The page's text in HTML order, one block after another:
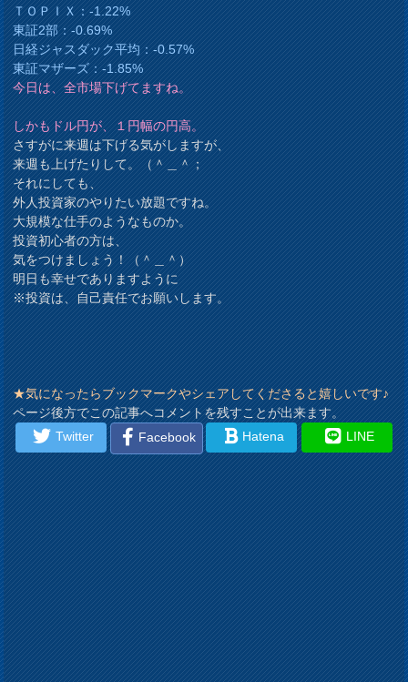
ＴＯＰＩＸ：-1.22%
東証2部：-0.69%
日経ジャスダック平均：-0.57%
東証マザーズ：-1.85%
今日は、全市場下げてますね。
しかもドル円が、１円幅の円高。
さすがに来週は下げる気がしますが、
来週も上げたりして。（＾＿＾；
それにしても、
外人投資家のやりたい放題ですね。
大規模な仕手のようなものか。
投資初心者の方は、
気をつけましょう！（＾＿＾）
明日も幸せでありますように
※投資は、自己責任でお願いします。
★気になったらブックマークやシェアしてくださると嬉しいです♪
ページ後方でこの記事へコメントを残すことが出来ます。
Twitter
Facebook Hatena LINE